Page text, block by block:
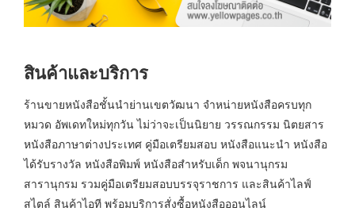
สินค้าและบริการ
ร้านขายหนังสือชั้นนำย่านเขตวัฒนา จำหน่ายหนังสือครบทุก
หมวด อัพเดทใหม่ทุกวัน ไม่ว่าจะเป็นนิยาย วรรณกรรม นิตยสาร
หนังสือภาษาต่างประเทศ คู่มือเตรียมสอบ หนังสือแนะนำ หนังสือ
ได้รับรางวัล หนังสือพิมพ์ หนังสือสำหรับเด็ก พจนานุกรม
สารานุกรม รวมคู่มือเตรียมสอบบรรจุราชการ และสินค้าไลฟ์
สไตล์ สินค้าไอที พร้อมบริการสั่งซื้อหนังสือออนไลน์